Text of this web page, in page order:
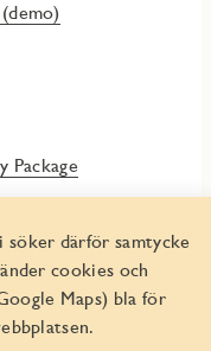
Package
söker därför samtycke
cookies och
Maps) bla för